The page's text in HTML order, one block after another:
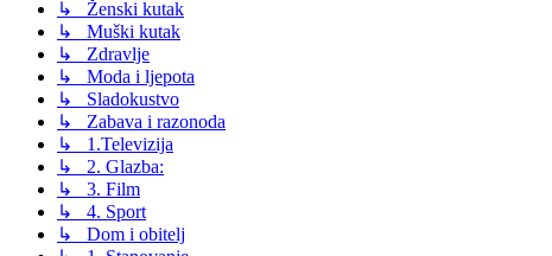
↳ Ženski kutak
↳ Muški kutak
↳ Zdravlje
↳ Moda i ljepota
↳ Sladokustvo
↳ Zabava i razonoda
↳ 1.Televizija
↳ 2. Glazba:
↳ 3. Film
↳ 4. Sport
↳ Dom i obitelj